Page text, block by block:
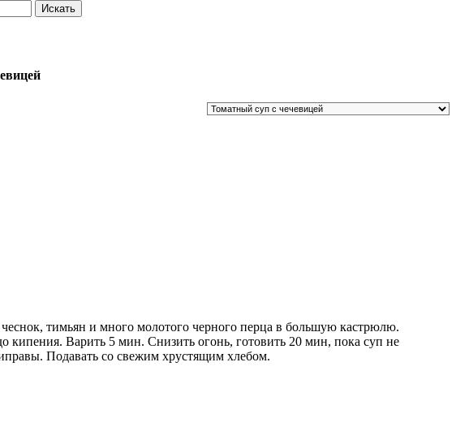
тимьян и много молотого черного перца в большую кастрюлю.
кипения. Варить 5 мин. Снизить огонь, готовить 20 мин, пока суп не
Подавать со свежим хрустящим хлебом.